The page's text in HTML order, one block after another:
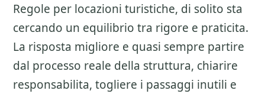
Regole per locazioni turistiche, di solito sta
cercando un equilibrio tra rigore e praticita.
La risposta migliore e quasi sempre partire
dal processo reale della struttura, chiarire
responsabilita, togliere i passaggi inutili e